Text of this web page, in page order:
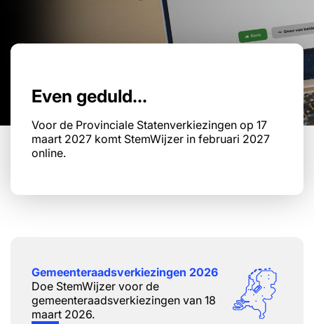
Even geduld...
Voor de Provinciale Statenverkiezingen op 17
maart 2027 komt StemWijzer in februari 2027
online.
Gemeenteraads­verkiezingen 2026
Doe StemWijzer voor de
gemeenteraads­verkiezingen van 18
maart 2026.